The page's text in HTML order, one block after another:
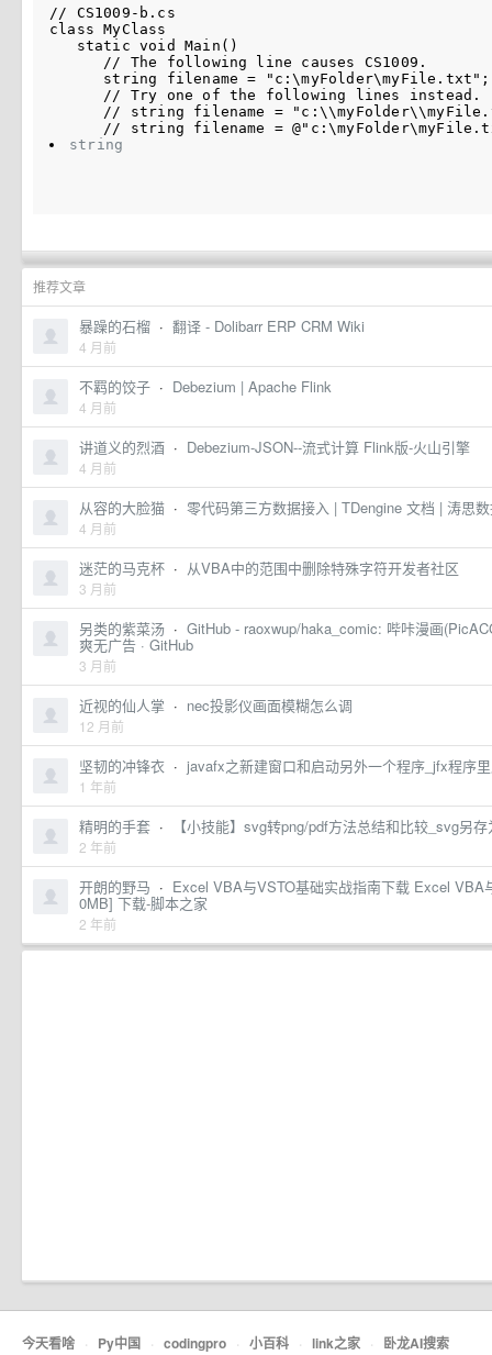
// CS1009-b.cs
class MyClass
   static void Main()
      // The following line causes CS1009.
      string filename = "c:\myFolder\myFile.txt";
// Try one of the following lines
// string filename =
string
推荐文章
暴躁的石榴 · 翻译 - Dolibarr ERP CRM Wiki
4 月前
不羁的饺子 · Debezium | Apache Flink
4 月前
讲道义的烈酒 · Debezium-JSON--流式计算 Flink版-火山引擎
4 月前
从容的大脸猫 · 零代码第三方数据接入 | TDengine 文档 | 涛思
4 月前
迷茫的马克杯 · 从VBA中的范围中删除特殊字符开发者社区
3 月前
另类的紫菜汤 · GitHub - raoxwup/haka_comic: 哔咔漫画
爽无广告 · GitHub
3 月前
近视的仙人掌 · nec投影仪画面模糊怎么调
12 月前
坚韧的冲锋衣 · javafx之新建窗口和启动另外一个程序_jfx程序
1 年前
精明的手套 · 【小技能】svg转png/pdf方法总结和比较_svg另
2 年前
开朗的野马 · Excel VBA与VSTO基础实战指南下载 Excel VBA
0MB] 下载-脚本之家
2 年前
今天看啥 · Py中国 · codingpro · 小百科 · link之家 · 卧龙AI搜索